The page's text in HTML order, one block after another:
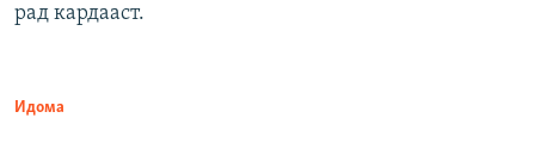
рад кардааст.
Идома